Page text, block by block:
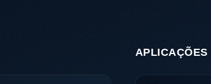
APLICAÇÕES